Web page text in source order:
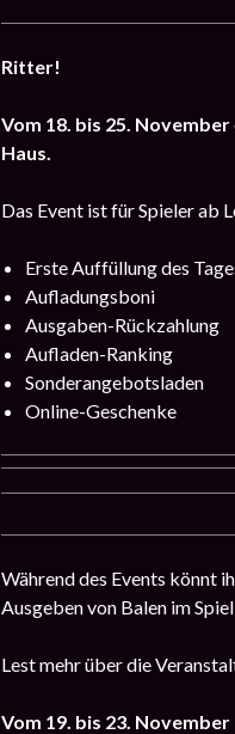
Ritter!
Vom 18. bis 25. November
Haus.
Das Event ist für Spieler ab
Erste Auffüllung des
Aufladungsboni
Ausgaben-Rückzahlung
Aufladen-Ranking
Sonderangebotsladen
Online-Geschenke
Während des Events könnt
Ausgeben von Balen im
Lest mehr über die
Vom 19. bis 23. November